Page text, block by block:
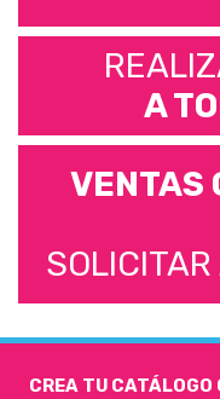
A
VENTAS
CREA TU CATÁLOGO